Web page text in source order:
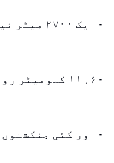
- ایک ۲۷۰۰ میٹر نیا پل کی تعمیر،
- ۱۱٫۶ کلومیٹر روڈ کی سطح کی توسیع،
- اور کئی جنکشنوں